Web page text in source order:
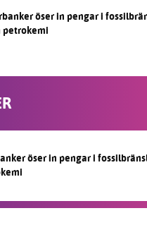
öser in pengar i
petrokemi
öser in pengar i